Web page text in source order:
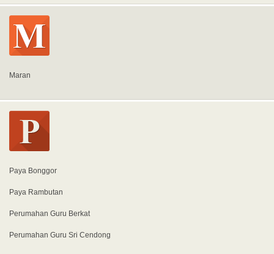
Maran
Paya Bonggor
Paya Rambutan
Perumahan Guru Berkat
Perumahan Guru Sri Cendong